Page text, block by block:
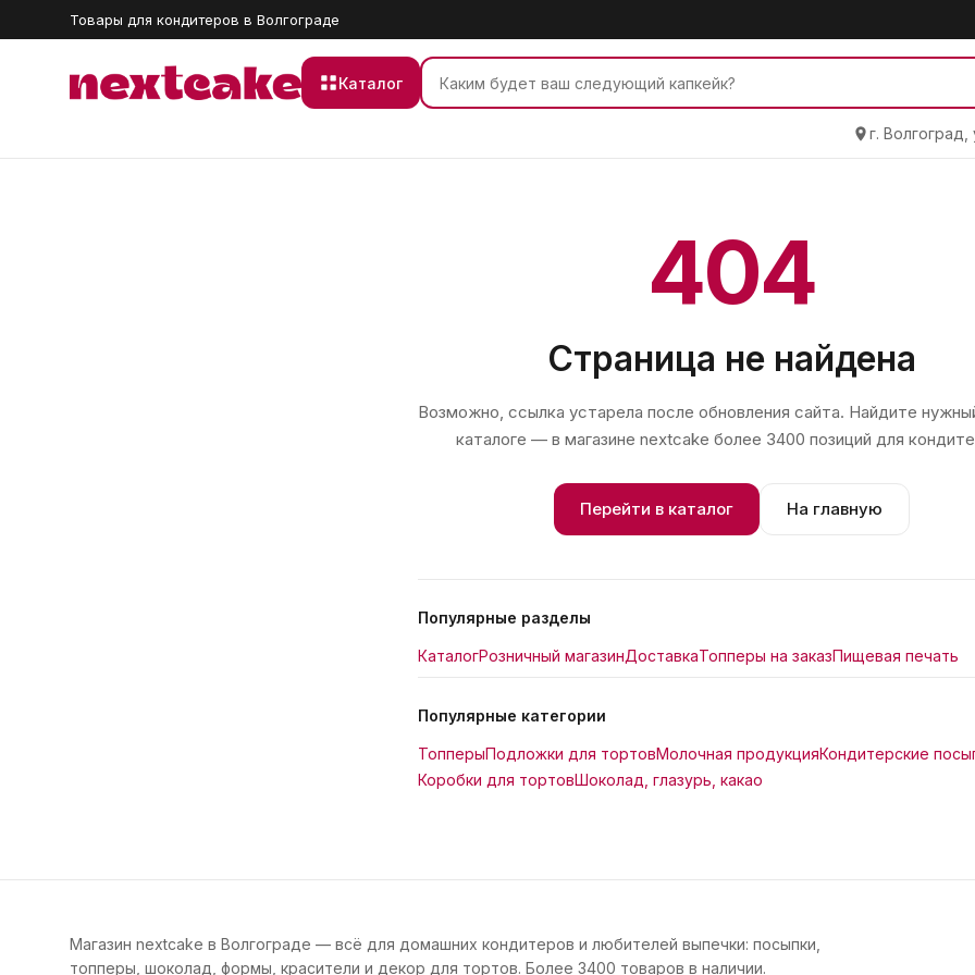
Товары для кондитеров в Волгограде
Каталог
г.
404
Страница не найдена
Возможно, ссылка устарела после обновления сайта. Найдите
каталоге — в магазине nextcake более 3400 позиций для
Перейти в каталог На главную
Популярные разделы
КаталогРозничный магазинДоставкаТопперы на заказПищевая печать
Популярные категории
ТопперыПодложки для тортовМолочная продукцияКондитерские
Коробки для тортовШоколад, глазурь, какао
Магазин nextcake в Волгограде — всё для домашних кондитеров и любителей выпечки: посыпки,
топперы, шоколад, формы, красители и декор для тортов. Более 3400 товаров в наличии.